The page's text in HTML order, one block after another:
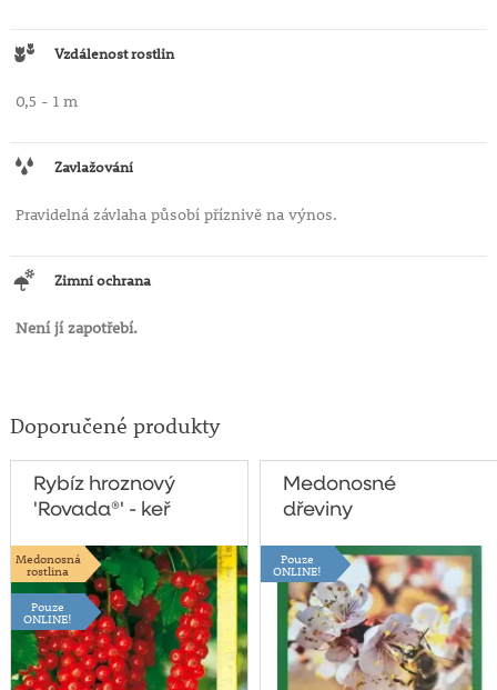
Vzdálenost rostlin
0,5 - 1 m
Zavlažování
Pravidelná závlaha působí příznivě na výnos.
Zimní ochrana
Není jí zapotřebí.
Doporučené produkty
Rybíz hroznový
'Rovada®' - keř
Medonosná
rostlina
Pouze
ONLINE!
Medonosné
dřeviny
Pouze
ONLINE!